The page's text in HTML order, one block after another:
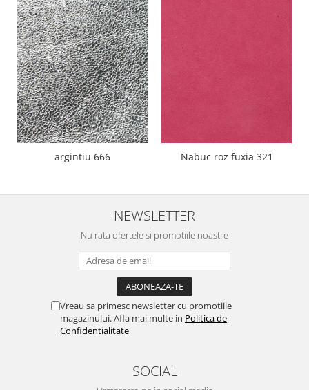
argintiu 666 Nabuc roz fuxia 321
NEWSLETTER
Nu rata ofertele si promotiile noastre
Vreau sa primesc newsletter cu promotiile
magazinului. Afla mai multe in Politica de
Confidentialitate
SOCIAL